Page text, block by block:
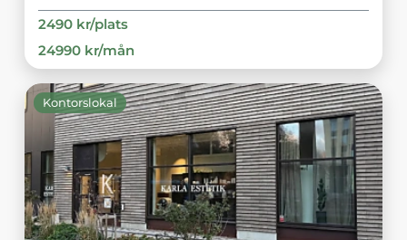
2490kr/plats
24990kr/mån
Kontorslokal